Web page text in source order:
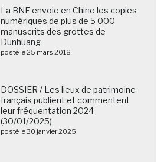
La BNF envoie en Chine les copies
numériques de plus de 5 000
manuscrits des grottes de
Dunhuang
posté le 25 mars 2018
DOSSIER / Les lieux de patrimoine
français publient et commentent
leur fréquentation 2024
(30/01/2025)
posté le 30 janvier 2025